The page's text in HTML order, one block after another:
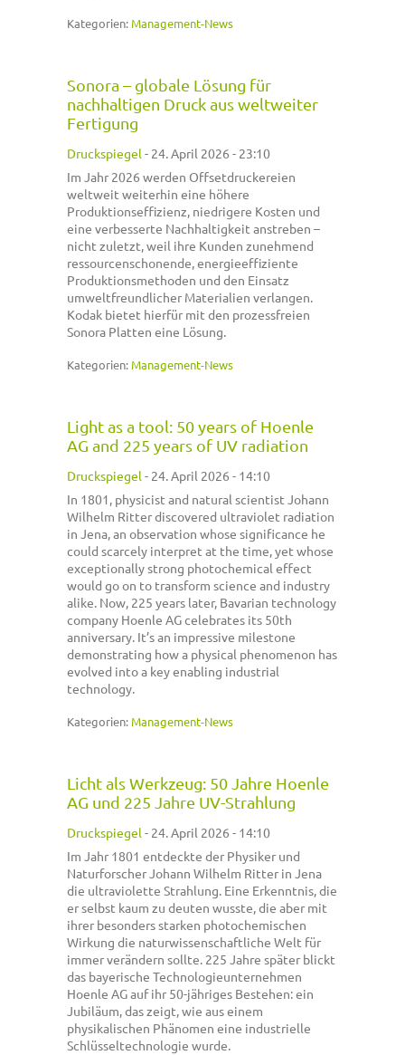
Kategorien: Management-News
Sonora – globale Lösung für
nachhaltigen Druck aus weltweiter
Fertigung
Druckspiegel - 24. April 2026 - 23:10
Im Jahr 2026 werden Offsetdruckereien
weltweit weiterhin eine höhere
Produktionseffizienz, niedrigere Kosten und
eine verbesserte Nachhaltigkeit anstreben –
nicht zuletzt, weil ihre Kunden zunehmend
ressourcenschonende, energieeffiziente
Produktionsmethoden und den Einsatz
umweltfreundlicher Materialien verlangen.
Kodak bietet hierfür mit den prozessfreien
Sonora Platten eine Lösung.
Kategorien: Management-News
Light as a tool: 50 years of Hoenle
AG and 225 years of UV radiation
Druckspiegel - 24. April 2026 - 14:10
In 1801, physicist and natural scientist Johann
Wilhelm Ritter discovered ultraviolet radiation
in Jena, an observation whose significance he
could scarcely interpret at the time, yet whose
exceptionally strong photochemical effect
would go on to transform science and industry
alike. Now, 225 years later, Bavarian technology
company Hoenle AG celebrates its 50th
anniversary. It’s an impressive milestone
demonstrating how a physical phenomenon has
evolved into a key enabling industrial
technology.
Kategorien:Management-News
Licht als Werkzeug: 50 Jahre Hoenle
AG und 225 Jahre UV-Strahlung
Druckspiegel - 24. April 2026 - 14:10
Im Jahr 1801 entdeckte der Physiker und
Naturforscher Johann Wilhelm Ritter in Jena
die ultraviolette Strahlung. Eine Erkenntnis, die
er selbst kaum zu deuten wusste, die aber mit
ihrer besonders starken photochemischen
Wirkung die naturwissenschaftliche Welt für
immer verändern sollte. 225 Jahre später blickt
das bayerische Technologieunternehmen
Hoenle AG auf ihr 50-jähriges Bestehen: ein
Jubiläum, das zeigt, wie aus einem
physikalischen Phänomen eine industrielle
Schlüsseltechnologie wurde.